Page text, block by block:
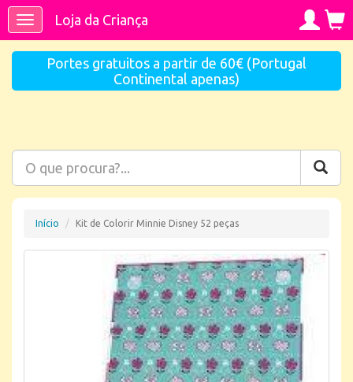
ToggleLoja da Criança
Portes gratuitos a partir de 60€ (Portugal
Continental apenas)
Início Kit de Colorir Minnie Disney 52 peças